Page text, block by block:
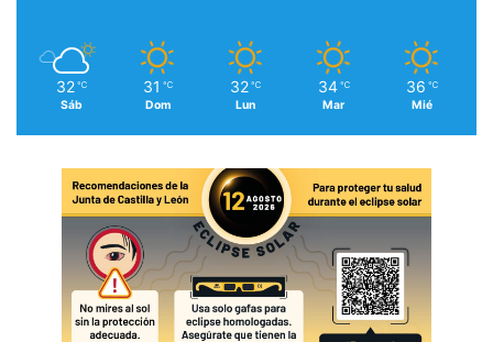
32 ℃
Sáb
31 ℃
Dom
32 ℃
Lun
34 ℃
Mar
36 ℃
Mié